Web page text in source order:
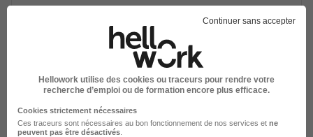
Acheteur Famille H/F
Villebon-sur-Yvette - 91 CDI
Voir l’offre
il y a 29 jours
Continuer sans accepter
Hellowork utilise des cookies ou traceurs pour rendre votre
recherche d’emploi ou de formation encore plus efficace.
Cookies strictement nécessaires
Ces traceurs sont nécessaires au bon fonctionnement de nos services et ne
peuvent pas être désactivés